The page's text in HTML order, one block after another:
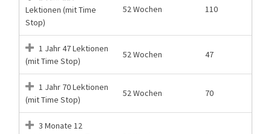
Lektionen (mit Time
Stop)
52 Wochen 110
1 Jahr 47 Lektionen
(mit Time Stop)
52 Wochen 47
1 Jahr 70 Lektionen
(mit Time Stop)
52 Wochen 70
3 Monate 12